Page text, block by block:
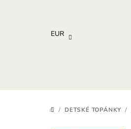
EUR
DOMOV
/ DETSKÉ TOPÁNKY /